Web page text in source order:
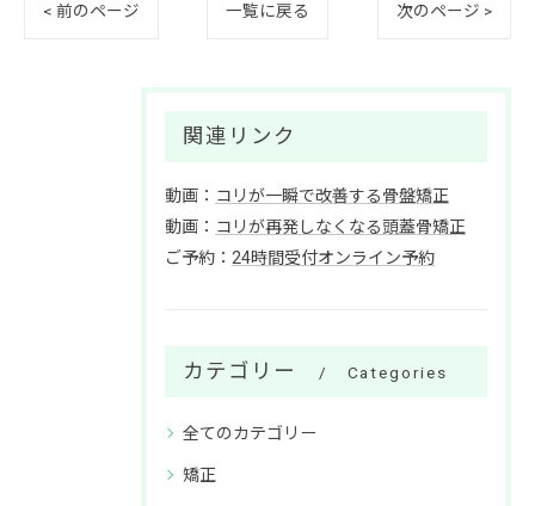
< 前のページ 一覧に戻る 次のページ >
関連リンク
動画： コリが一瞬で改善する骨盤矯正
動画： コリが再発しなくなる頭蓋骨矯正
ご予約： 24時間受付オンライン予約
カテゴリー Categories
全てのカテゴリー
矯正